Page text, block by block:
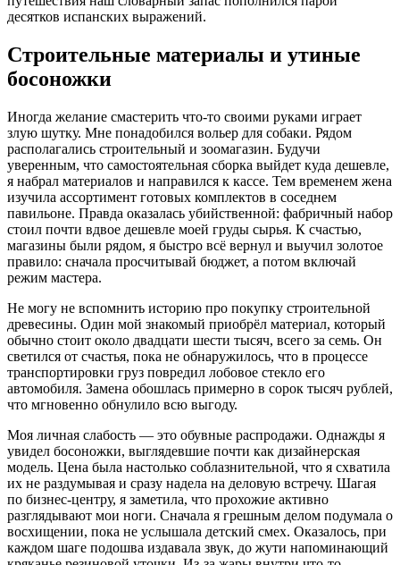
десятков испанских выражений.
Строительные материалы и утиные
босоножки
Иногда желание смастерить что-то своими руками играет
злую шутку. Мне понадобился вольер для собаки. Рядом
располагались строительный и зоомагазин. Будучи
уверенным, что самостоятельная сборка выйдет куда дешевле,
я набрал материалов и направился к кассе. Тем временем жена
изучила ассортимент готовых комплектов в соседнем
павильоне. Правда оказалась убийственной: фабричный набор
стоил почти вдвое дешевле моей груды сырья. К счастью,
магазины были рядом, я быстро всё вернул и выучил золотое
правило: сначала просчитывай бюджет, а потом включай
режим мастера.
Не могу не вспомнить историю про покупку строительной
древесины. Один мой знакомый приобрёл материал, который
обычно стоит около двадцати шести тысяч, всего за семь. Он
светился от счастья, пока не обнаружилось, что в процессе
транспортировки груз повредил лобовое стекло его
автомобиля. Замена обошлась примерно в сорок тысяч рублей,
что мгновенно обнулило всю выгоду.
Моя личная слабость — это обувные распродажи. Однажды я
увидел босоножки, выглядевшие почти как дизайнерская
модель. Цена была настолько соблазнительной, что я схватила
их не раздумывая и сразу надела на деловую встречу. Шагая
по бизнес-центру, я заметила, что прохожие активно
разглядывают мои ноги. Сначала я грешным делом подумала о
восхищении, пока не услышала детский смех. Оказалось, при
каждом шаге подошва издавала звук, до жути напоминающий